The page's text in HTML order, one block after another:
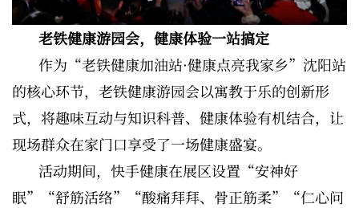
老铁健康游园会，健康体验一站搞定
作为“老铁健康加油站·健康点亮我家乡”沈阳站
的核心环节，老铁健康游园会以寓教于乐的创新形
式，将趣味互动与知识科普、健康体验有机结合，让
现场群众在家门口享受了一场健康盛宴。
活动期间，快手健康在展区设置“安神好
眠”“舒筋活络”“酸痛拜拜、骨正筋柔”“仁心问